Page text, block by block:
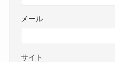
メール
サイト